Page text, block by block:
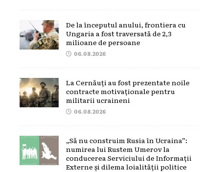
De la începutul anului, frontiera cu
Ungaria a fost traversată de 2,3
milioane de persoane
06.08.2026
La Cernăuți au fost prezentate noile
contracte motivaționale pentru
militarii ucraineni
06.08.2026
„Să nu construim Rusia în Ucraina”:
numirea lui Rustem Umerov la
conducerea Serviciului de Informații
Externe și dilema loialității politice